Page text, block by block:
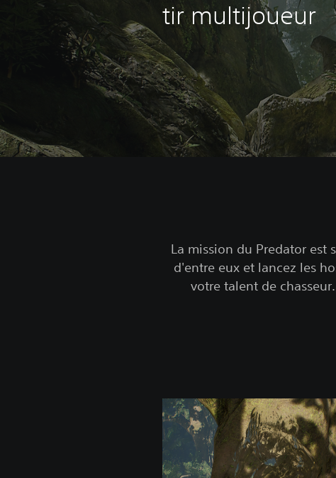
tir multijoueur
La mission du Predator est
d'entre eux et lancez les
votre talent de